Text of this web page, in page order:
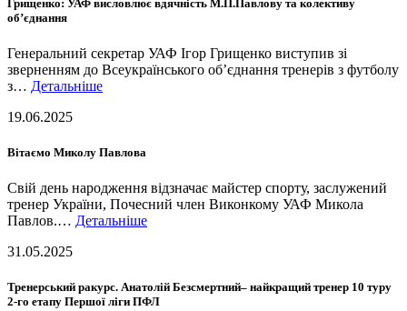
Грищенко: УАФ висловлює вдячність М.П.Павлову та колективу
об’єднання
Генеральний секретар УАФ Ігор Грищенко виступив зі
зверненням до Всеукраїнського об’єднання тренерів з футболу
з… Детальніше
19.06.2025
Вітаємо Миколу Павлова
Свій день народження відзначає майстер спорту, заслужений
тренер України, Почесний член Виконкому УАФ Микола
Павлов.… Детальніше
31.05.2025
Тренерський ракурс. Анатолій Безсмертний– найкращий тренер 10 туру
2-го етапу Першої ліги ПФЛ